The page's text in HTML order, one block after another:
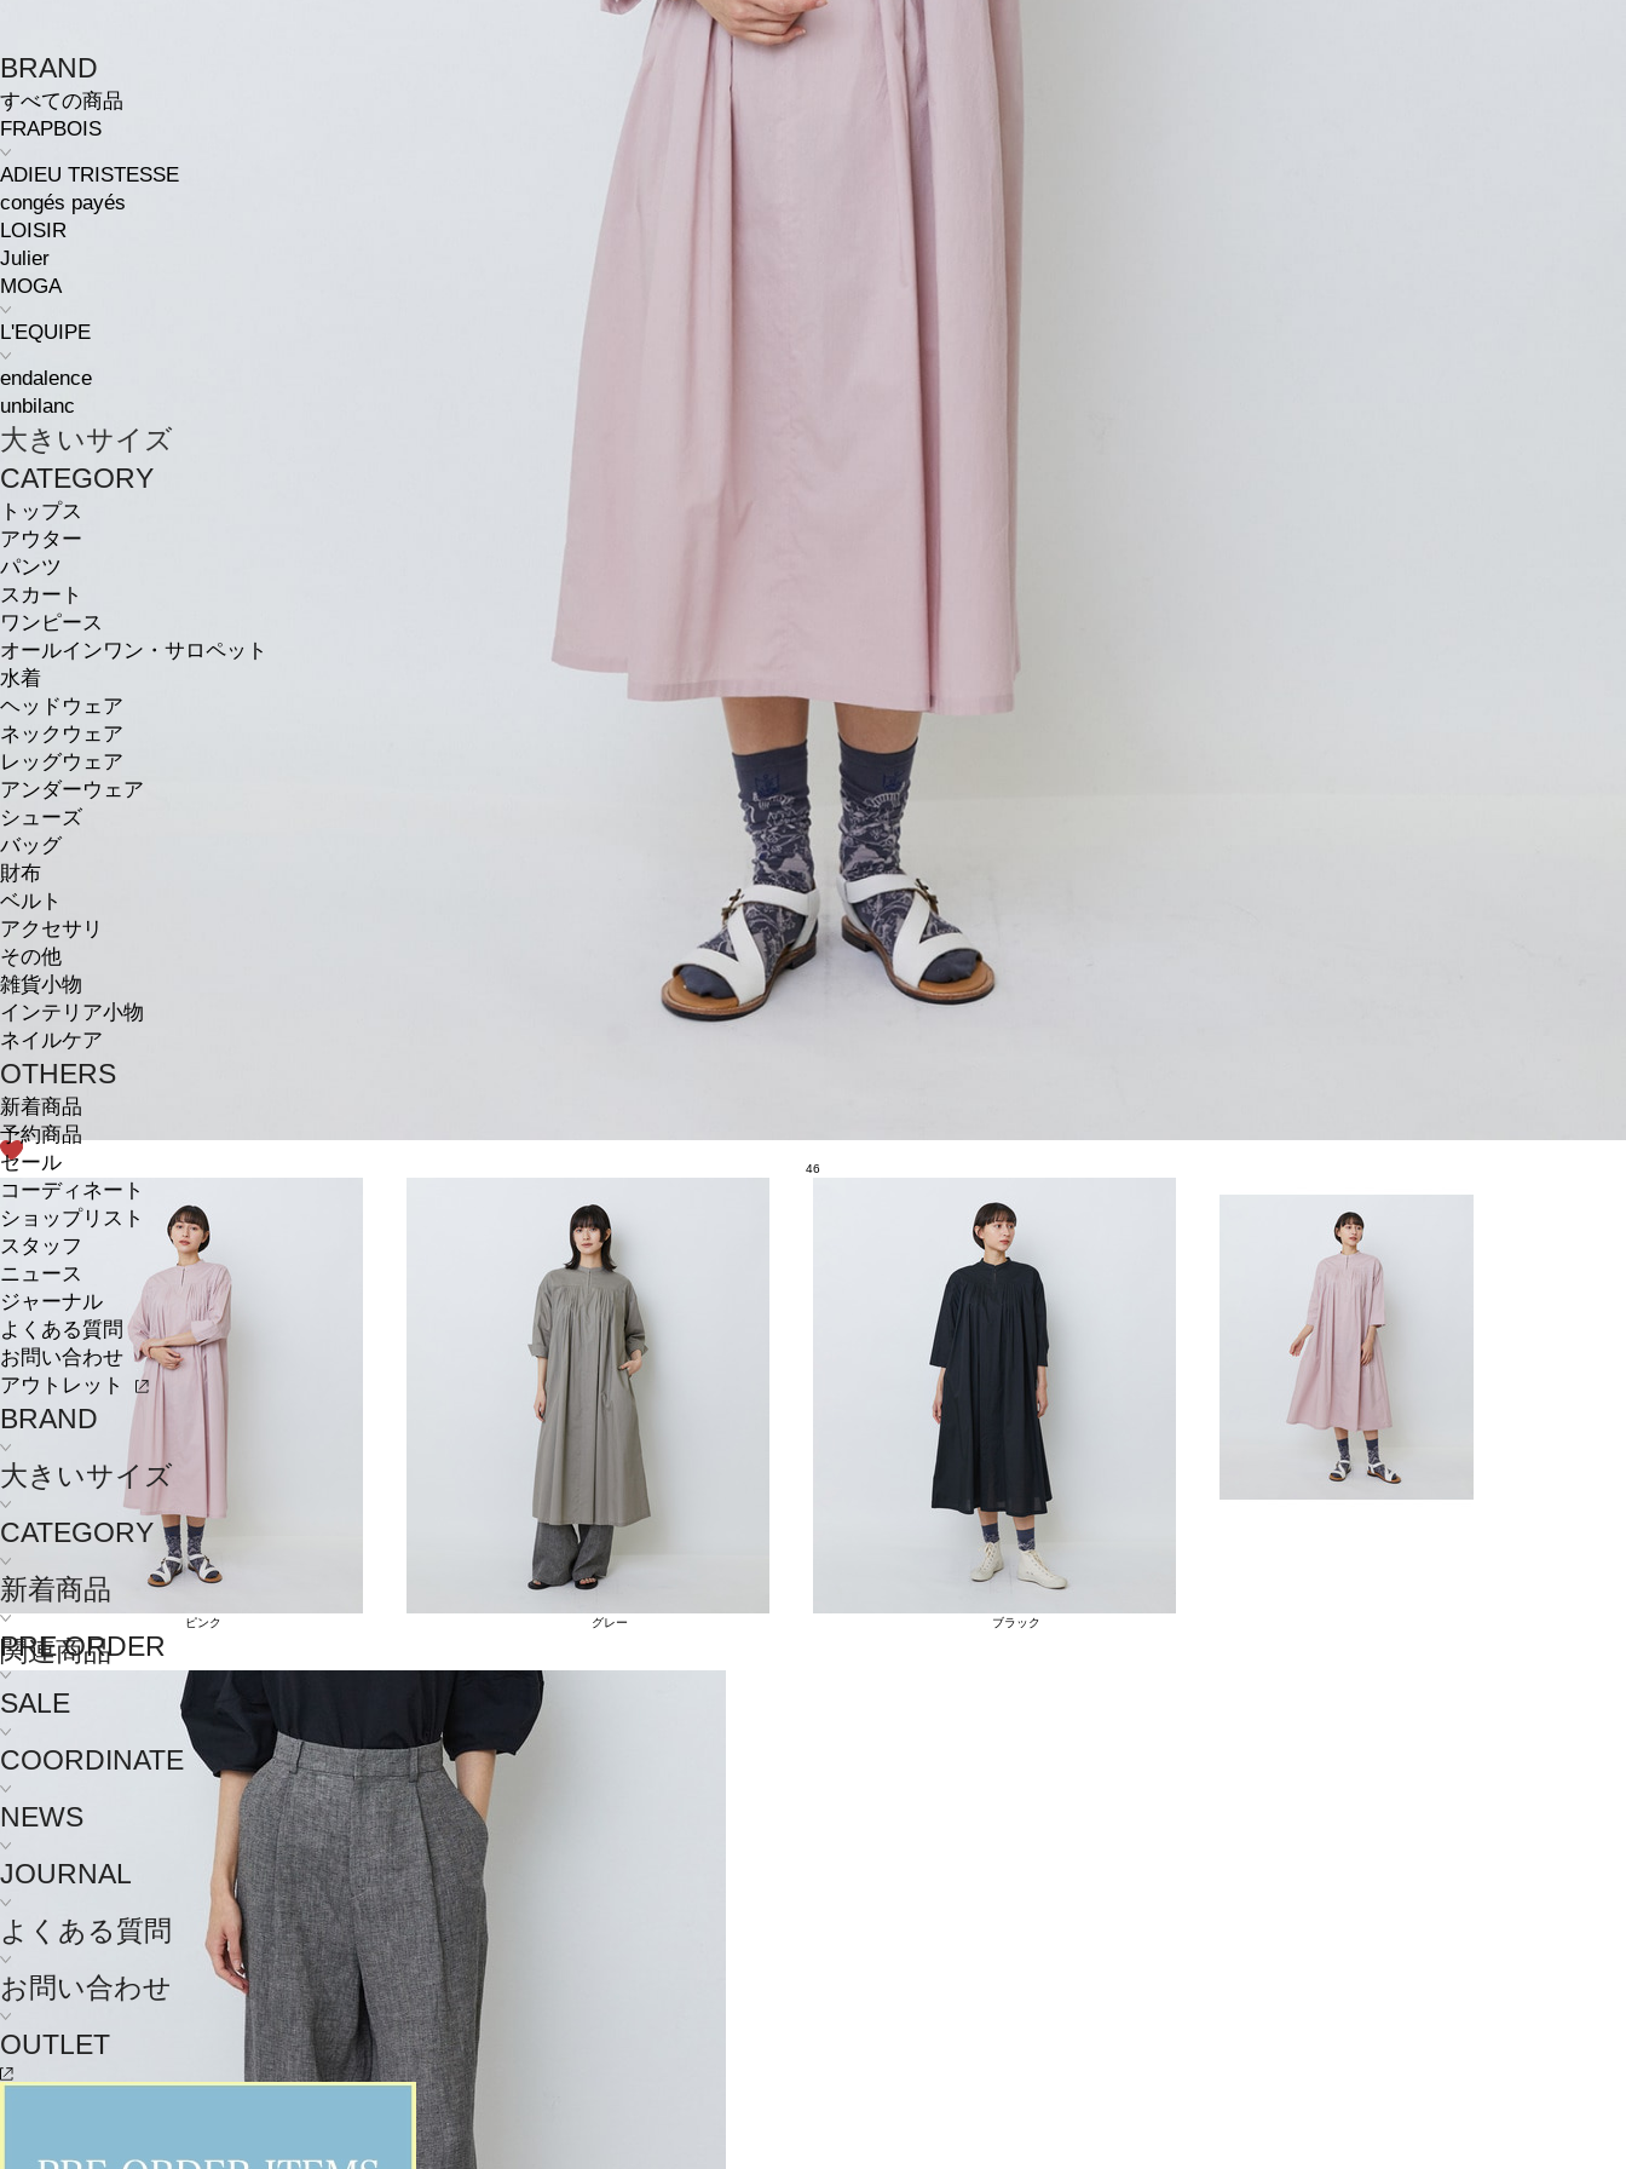
BRAND
すべての商品
FRAPBOIS
ADIEU TRISTESSE
congés payés
LOISIR
Julier
MOGA
L'EQUIPE
endalence
unbilanc
大きいサイズ
CATEGORY
トップス
アウター
パンツ
スカート
ワンピース
オールインワン・サロペット
水着
ヘッドウェア
ネックウェア
レッグウェア
アンダーウェア
シューズ
バッグ
財布
ベルト
アクセサリ
その他
雑貨小物
インテリア小物
ネイルケア
OTHERS
新着商品
予約商品
セール
コーディネート
ショップリスト
スタッフ
ニュース
ジャーナル
よくある質問
お問い合わせ
アウトレット
BRAND
大きいサイズ
CATEGORY
新着商品
PRE ORDER
SALE
COORDINATE
NEWS
JOURNAL
よくある質問
お問い合わせ
OUTLET
46
ピンク グレー ブラック
関連商品